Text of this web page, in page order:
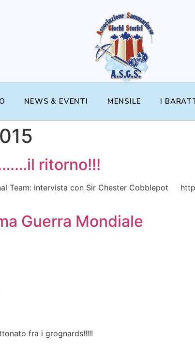
NEWS & EVENTI MENSILE I
ritorno!!!
Team: intervista con Sir Chester Cobblepot
Guerra Mondiale
fra i grognards!!!!!